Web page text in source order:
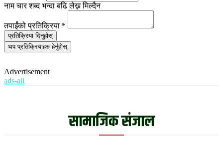
नाम चार शब्द भन्दा बढि लेख्न मिल्दैन
तपाईंको प्रतिक्रिया *
प्रतिक्रिया दिनुहोस्
थप प्रतिक्रियाहरु हेर्नुहोस्
Advertisement
ads-all
सामाजिक संजाल